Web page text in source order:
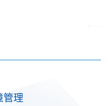
款项课程名单内
管理